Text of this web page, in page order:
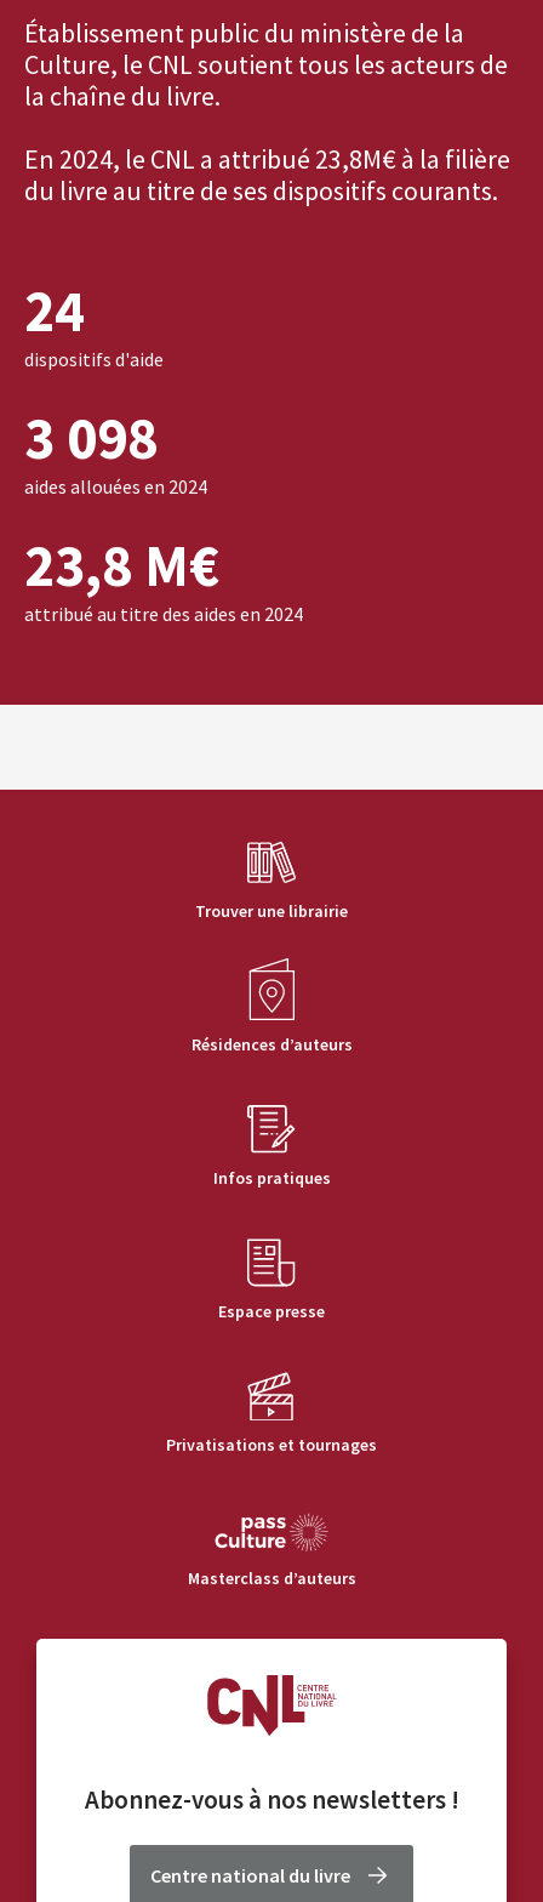
Établissement public du ministère de la
Culture, le CNL soutient tous les acteurs de
la chaîne du livre.
En 2024, le CNL a attribué 23,8M€ à la filière
du livre au titre de ses dispositifs courants.
24
dispositifs d'aide
3 098
aides allouées en 2024
23,8 M€
attribué au titre des aides en 2024
Trouver une librairie
Résidences d’auteurs
Infos pratiques
Espace presse
Privatisations et tournages
Masterclass d’auteurs
Abonnez-vous à nos newsletters!
Centre national du livre